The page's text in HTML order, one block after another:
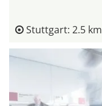
Stuttgart: 2.5 km